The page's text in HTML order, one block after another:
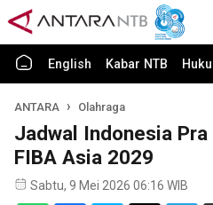
English Kabar NTB
ANTARA Olahraga
Jadwal Indonesia
FIBA Asia 2029
Sabtu, 9 Mei 2026 06:16 WIB